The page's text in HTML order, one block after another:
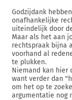
Godzijdank
onafhankelijke
uiteindelijk door
Maar als het aan
rechtspraak bijna
voorhand al
te plukken.
Niemand kan hier
want verder dan
om het op te
argumentatie nog